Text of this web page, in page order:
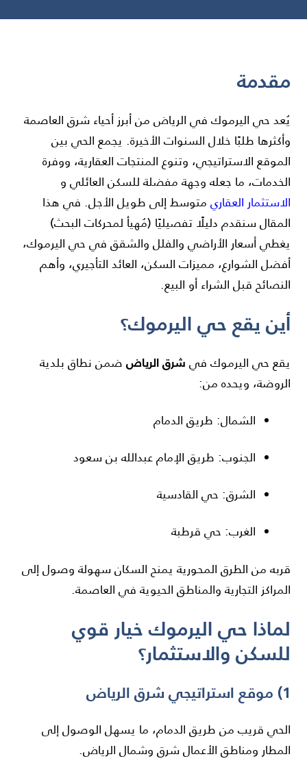
مقدمة
يُعد حي اليرموك في الرياض من أبرز أحياء شرق العاصمة
وأكثرها طلبًا خلال السنوات الأخيرة. يجمع الحي بين
الموقع الاستراتيجي، وتنوع المنتجات العقارية، ووفرة
الخدمات، ما جعله وجهة مفضلة للسكن العائلي و
الاستثمار العقاري متوسط إلى طويل الأجل. في هذا
المقال سنقدم دليلًا تفصيليًا (مُهيأ لمحركات البحث)
يغطي أسعار الأراضي والفلل والشقق في حي اليرموك،
أفضل الشوارع، مميزات السكن، العائد التأجيري، وأهم
النصائح قبل الشراء أو البيع.
أين يقع حي اليرموك؟
يقع حي اليرموك في شرق الرياض ضمن نطاق بلدية
الروضة، ويحده من:
الشمال: طريق الدمام
الجنوب: طريق الإمام عبدالله بن سعود
الشرق: حي القادسية
الغرب: حي قرطبة
قربه من الطرق المحورية يمنح السكان سهولة وصول إلى
المراكز التجارية والمناطق الحيوية في العاصمة.
لماذا حي اليرموك خيار قوي
للسكن والاستثمار؟
1) موقع استراتيجي شرق الرياض
الحي قريب من طريق الدمام، ما يسهل الوصول إلى
المطار ومناطق الأعمال شرق وشمال الرياض.